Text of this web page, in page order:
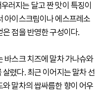
러지는 달고 짠 맛이 특징이
아이스크림이나 에스프레소
점을 반영한 구성이다.
바스크 치즈에 말차 가나슈와
렸다. 최근 이어지는 말차 선
말차의 쌉싸름한 향이 어우